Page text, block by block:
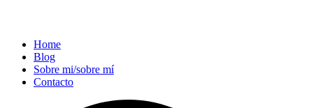
Home
Blog
Sobre mi/sobre mí
Contacto